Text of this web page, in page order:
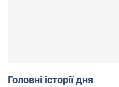
Головні історії дня